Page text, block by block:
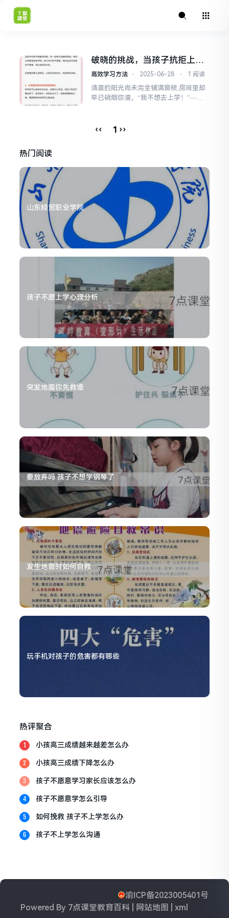
破晓的挑战，当孩子抗拒上
学，家长如何成为温柔的破局
高效学习方法 ⋅ 2025-06-28 ⋅ 1 阅读
清晨的阳光尚未完全铺满窗棂,房间里却
早已硝烟弥漫，“我不想去上学！”——
落，眼泪混合着早餐的味道，孩子紧攥
究根源：抗拒上学背后的...
‹‹ 1 ››
热门阅读
山东经贸职业学院
孩子不愿上学心理分析
突发地震你先救谁
要放弃吗 孩子不想学钢琴了
发生地震时如何自救
玩手机对孩子的危害都有哪些
热评聚合
1 小孩高三成绩越来越差怎么办
2 小孩高三成绩下降怎么办
3 孩子不愿意学习家长应该怎么办
4 孩子不愿意学怎么引导
5 如何挽救 孩子不上学怎么办
6 孩子不上学怎么沟通
渝ICP备2023005401号
Powered By 7点课堂教育百科 网站地图 |xml